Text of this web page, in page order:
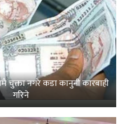
नगरे कडा कानुनी कारबाही
गरिने